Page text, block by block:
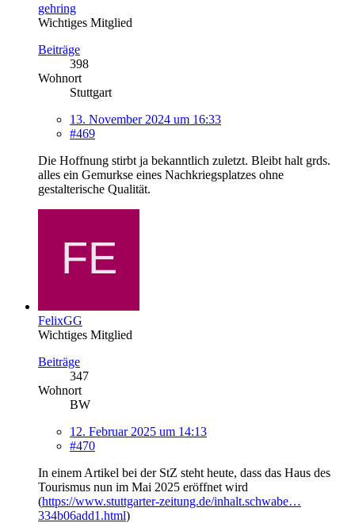
gehring
Wichtiges Mitglied
Beiträge
398
Wohnort
Stuttgart
13. November 2024 um 16:33
#469
Die Hoffnung stirbt ja bekanntlich zuletzt. Bleibt halt grds.
alles ein Gemurkse eines Nachkriegsplatzes ohne
gestalterische Qualität.
FelixGG
Wichtiges Mitglied
Beiträge
347
Wohnort
BW
12. Februar 2025 um 14:13
#470
In einem Artikel bei der StZ steht heute, dass das Haus des
Tourismus nun im Mai 2025 eröffnet wird
(https://www.stuttgarter-zeitung.de/inhalt.schwabe…
334b06add1.html)